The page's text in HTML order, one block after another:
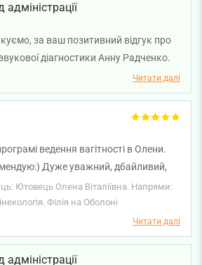
адміністрації
за ваш позитивний відгук про
діагностики Анну Радченко.
Читати далі
ведення вагітності в Олени.
Дуже уважний, дбайливий,
Окрім медичних рекомендацій,
мама, яка свого часу пройшла шлях
цінно). Якщо виникали питання поза
зверталась до інших фахівців і
Постійно цікавилася, як я себе
Ютовець Олена Віталіївна. Напрями:
Філія на Оболоні
Читати далі
адміністрації